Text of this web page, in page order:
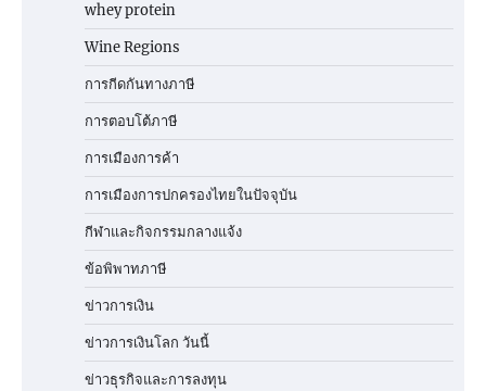
whey protein
Wine Regions
การกีดกันทางภาษี
การตอบโต้ภาษี
การเมืองการค้า
การเมืองการปกครองไทยในปัจจุบัน
กีฬาและกิจกรรมกลางแจ้ง
ข้อพิพาทภาษี
ข่าวการเงิน
ข่าวการเงินโลก วันนี้
ข่าวธุรกิจและการลงทุน